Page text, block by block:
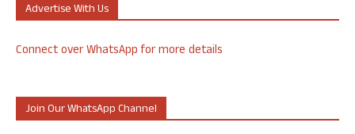
Advertise With Us
Connect over WhatsApp for more details
Join Our WhatsApp Channel